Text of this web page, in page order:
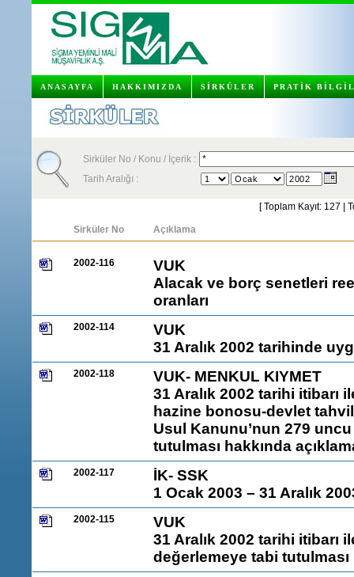
ANASAYFA HAKKIMIZDA SİRKÜLER PRATİK
Sirküler No / Konu / İçerik :
Tarih Aralığı :
[ Toplam Kayıt: 127
Sirküler No Açıklama
2002-116
VUK
Alacak ve borç senetleri
oranları
2002-114
VUK
31 Aralık 2002 tarihinde
2002-118
VUK- MENKUL KIYMET
31 Aralık 2002 tarihi
hazine bonosu-devlet
Usul Kanunu’nun 279
tutulması hakkında
2002-117
İK- SSK
1 Ocak 2003 – 31 Aralık
2002-115
VUK
31 Aralık 2002 tarihi itibarı
değerlemeye tabi